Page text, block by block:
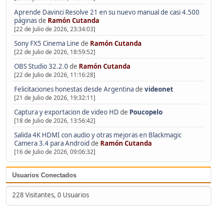
Aprende Davinci Resolve 21 en su nuevo manual de casi 4.500
páginasde Ramón Cutanda
[22 de Julio de 2026, 23:34:03]
Sony FX5 Cinema Line de Ramón Cutanda
[22 de Julio de 2026, 18:59:52]
OBS Studio 32.2.0 de Ramón Cutanda
[22 de Julio de 2026, 11:16:28]
Felicitaciones honestas desde Argentinade videonet
[21 de Julio de 2026, 19:32:11]
Captura y exportacion de video HD de Poucopelo
[18 de Julio de 2026, 13:56:42]
Salida 4K HDMI con audio y otras mejoras en Blackmagic
Camera 3.4 para Android de Ramón Cutanda
[16 de Julio de 2026, 09:06:32]
Usuarios Conectados
228 Visitantes, 0 Usuarios